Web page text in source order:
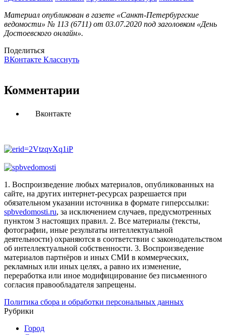
Материал опубликован в газете «Санкт-Петербургские
ведомости» № 113 (6711) от 03.07.2020 под заголовком «День
Достоевского онлайн».
Поделиться
ВКонтакте Класснуть
Комментарии
Вконтакте
1. Воспроизведение любых материалов, опубликованных на
сайте, на других интернет-ресурсах разрешается при
обязательном указании источника в формате гиперссылки:
spbvedomosti.ru, за исключением случаев, предусмотренных
пунктом 3 настоящих правил. 2. Все материалы (тексты,
фотографии, иные результаты интеллектуальной
деятельности) охраняются в соответствии с законодательством
об интеллектуальной собственности. 3. Воспроизведение
материалов партнёров и иных СМИ в коммерческих,
рекламных или иных целях, а равно их изменение,
переработка или иное модифицирование без письменного
согласия правообладателя запрещены.
Политика сбора и обработки персональных данных
Рубрики
Город